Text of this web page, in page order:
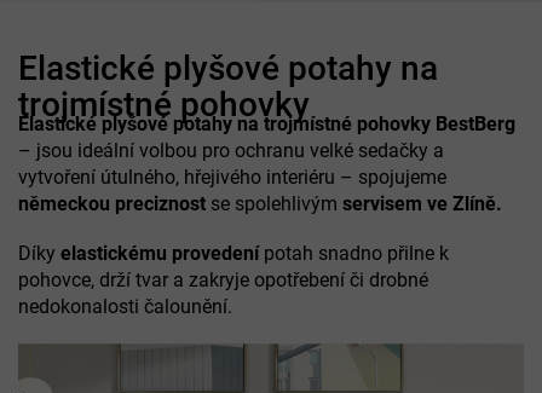
Elastické plyšové potahy na
trojmístné pohovky
Elastické plyšové potahy na trojmístné pohovky BestBerg
– jsou ideální volbou pro ochranu velké sedačky a
vytvoření útulného, hřejivého interiéru – spojujeme
německou preciznost se spolehlivým servisem ve Zlíně.
Díky elastickému provedenípotah snadno přilne k
pohovce, drží tvar a zakryje opotřebení či drobné
nedokonalosti čalounění.